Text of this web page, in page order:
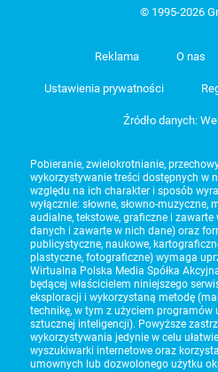
© 1995-2026
Reklama O nas
Ustawienia prywatności
Źródło danych:
Pobieranie, zwielokrotnianie,
wykorzystywanie treści dostępnych w
względu na ich charakter i sposób
wyłącznie: słowne, słowno-muzyczne,
audialne, tekstowe, graficzne i
danych i zawarte w nich dane) oraz
publicystyczne, naukowe,
plastyczne, fotograficzne) wymaga
Wirtualna Polska Media Spółka
będącej właścicielem niniejszego
eksploracji i wykorzystaną metodę
technikę, w tym z użyciem programów
sztucznej inteligencji). Powyższe
wykorzystywania jedynie w celu
wyszukiwarki internetowe oraz
umownych lub dozwolonego użytku